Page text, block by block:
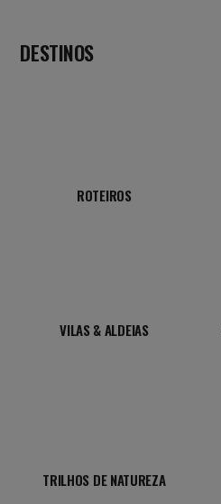
DESTINOS
ROTEIROS
VILAS & ALDEIAS
TRILHOS DE NATUREZA